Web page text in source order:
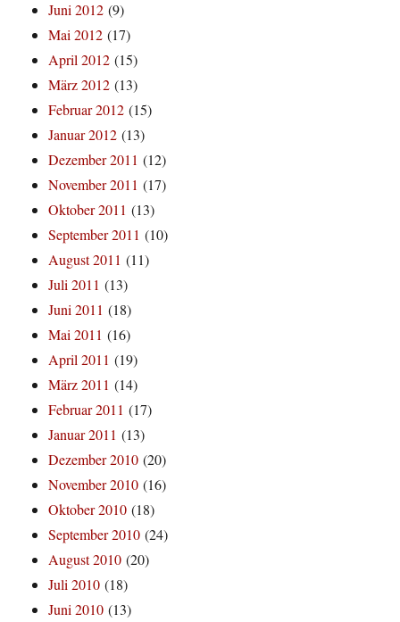
Juni 2012 (9)
Mai 2012 (17)
April 2012 (15)
März 2012 (13)
Februar 2012 (15)
Januar 2012 (13)
Dezember 2011 (12)
November 2011 (17)
Oktober 2011 (13)
September 2011 (10)
August 2011 (11)
Juli 2011 (13)
Juni 2011 (18)
Mai 2011 (16)
April 2011 (19)
März 2011 (14)
Februar 2011 (17)
Januar 2011 (13)
Dezember 2010 (20)
November 2010 (16)
Oktober 2010 (18)
September 2010 (24)
August 2010 (20)
Juli 2010 (18)
Juni 2010 (13)